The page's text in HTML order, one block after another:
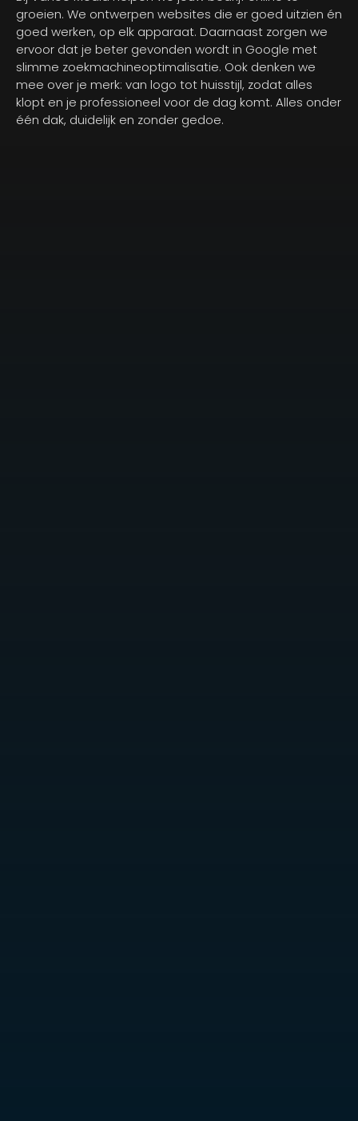
groeien. We ontwerpen websites die er goed uitzien én
goed werken, op elk apparaat. Daarnaast zorgen we
ervoor dat je beter gevonden wordt in Google met
slimme zoekmachineoptimalisatie. Ook denken we
mee over je merk: van logo tot huisstijl, zodat alles
klopt en je professioneel voor de dag komt. Alles onder
één dak, duidelijk en zonder gedoe.